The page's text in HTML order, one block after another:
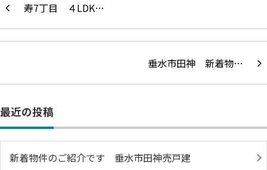
寿7丁目 ４LDK…
垂水市田神 新着物…
最近の投稿
新着物件のご紹介です 垂水市田神売戸建